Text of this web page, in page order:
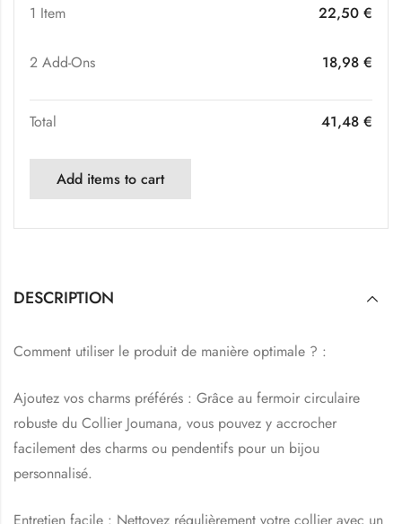
1 Item 22,50 €
2 Add-Ons 18,98 €
Total 41,48 €
Add items to cart
DESCRIPTION
Comment utiliser le produit de manière optimale ? :
Ajoutez vos charms préférés : Grâce au fermoir circulaire
robuste du Collier Joumana, vous pouvez y accrocher
facilement des charms ou pendentifs pour un bijou
personnalisé.
Entretien facile : Nettoyez régulièrement votre collier avec un